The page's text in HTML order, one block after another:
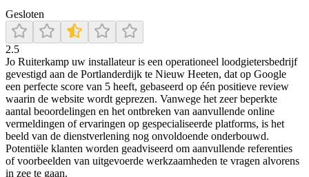
Gesloten
2.5
Jo Ruiterkamp uw installateur is een operationeel loodgietersbedrijf
gevestigd aan de Portlanderdijk te Nieuw Heeten, dat op Google
een perfecte score van 5 heeft, gebaseerd op één positieve review
waarin de website wordt geprezen. Vanwege het zeer beperkte
aantal beoordelingen en het ontbreken van aanvullende online
vermeldingen of ervaringen op gespecialiseerde platforms, is het
beeld van de dienstverlening nog onvoldoende onderbouwd.
Potentiële klanten worden geadviseerd om aanvullende referenties
of voorbeelden van uitgevoerde werkzaamheden te vragen alvorens
in zee te gaan.